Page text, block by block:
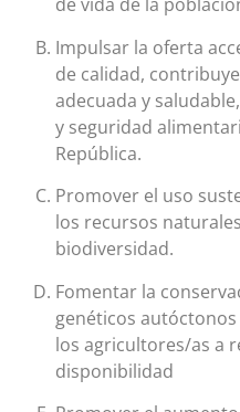
de vida de la
Impulsar la oferta
de calidad,
adecuada y
y seguridad
República.
Promover el uso
los recursos
biodiversidad.
Fomentar la
genéticos
los agricultores/as a
disponibilidad